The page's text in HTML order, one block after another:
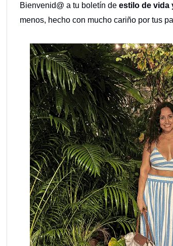
Bienvenid@ a tu boletín de estilo de vida
menos, hecho con mucho cariño por tus